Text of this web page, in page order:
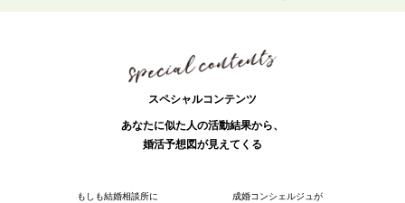
スペシャルコンテンツ
あなたに似た人の活動結果から、
婚活予想図が見えてくる
もしも結婚相談所に
成婚コンシェルジュが